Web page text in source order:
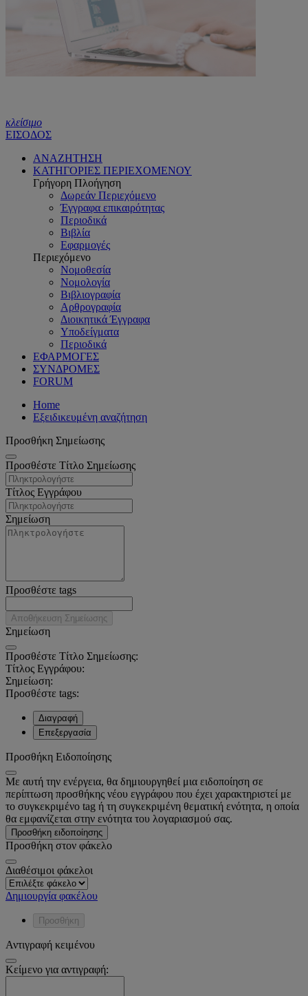
κλείσιμο
ΕΙΣΟΔΟΣ
ΑΝΑΖΗΤΗΣΗ
ΚΑΤΗΓΟΡΙΕΣ ΠΕΡΙΕΧΟΜΕΝΟΥ
Γρήγορη Πλοήγηση
Δωρεάν Περιεχόμενο
Έγγραφα επικαιρότητας
Περιοδικά
Βιβλία
Εφαρμογές
Περιεχόμενο
Νομοθεσία
Νομολογία
Βιβλιογραφία
Αρθρογραφία
Διοικητικά Έγγραφα
Υποδείγματα
Περιοδικά
ΕΦΑΡΜΟΓΕΣ
ΣΥΝΔΡΟΜΕΣ
FORUM
Home
Εξειδικευμένη αναζήτηση
Προσθήκη Σημείωσης
Προσθέστε Τίτλο Σημείωσης
Τίτλος Εγγράφου
Σημείωση
Προσθέστε tags
Αποθήκευση Σημείωσης
Σημείωση
Προσθέστε Τίτλο Σημείωσης:
Τίτλος Εγγράφου:
Σημείωση:
Προσθέστε tags:
Διαγραφή
Επεξεργασία
Προσθήκη Ειδοποίησης
Με αυτή την ενέργεια, θα δημιουργηθεί μια ειδοποίηση σε
περίπτωση προσθήκης νέου εγγράφου που έχει χαρακτηριστεί με
το συγκεκριμένο tag ή τη συγκεκριμένη θεματική ενότητα, η οποία
θα εμφανίζεται στην ενότητα του λογαριασμού σας.
Προσθήκη ειδοποίησης
Προσθήκη στον φάκελο
Διαθέσιμοι φάκελοι
Δημιουργία φακέλου
Προσθήκη
Αντιγραφή κειμένου
Κείμενο για αντιγραφή: